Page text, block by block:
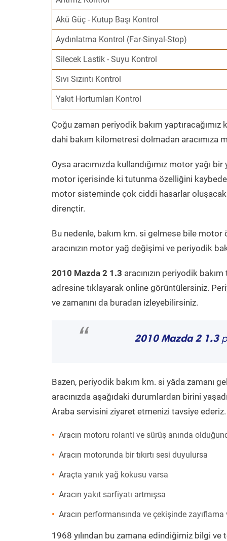
Akü Güç - Kutup Başı Kontrol
Aydınlatma Kontrol (Far-Sinyal-Stop)
Silecek Lastik - Suyu Kontrol
Sıvı Sızıntı Kontrol
Yakıt Hortumları Kontrol
Çoğu zaman periyodik bakım
dahi bakım kilometresi dolmadan aracımıza
Oysa aracımızda kullandığımız motor yağı
motor içerisinde ki tutunma özelliğini
motor sisteminde çok ciddi hasarlar
dirençtir.
Bu nedenle, bakım km. si gelmese bile motor
aracınızın motor yağ değişimi ve periyodik
2010 Mazda 2 1.3 aracınızın periyodik
adresine tıklayarak online görüntülersiniz.
ve zamanını da buradan izleyebilirsiniz.
“ 2010 Mazda 2 1.3
Bazen, periyodik bakım km. si yâda zamanı
aracınızda aşağıdaki durumlardan birini
Araba servisini ziyaret etmenizi tavsiye ederiz.
Aracın motoru rolanti ve sürüş anında
Aracın motorunda bir tıkırtı sesi duyulursa
Araçta yanık yağ kokusu varsa
Aracın yakıt sarfiyatı artmışsa
Aracın performansında ve çekişinde zayıflama
1968 yılından bu zamana edindiğimiz bilgi ve